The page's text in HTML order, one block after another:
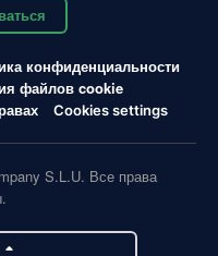
конфиденциальности
файлов cookie
Cookies settings
S.L.U. Все права